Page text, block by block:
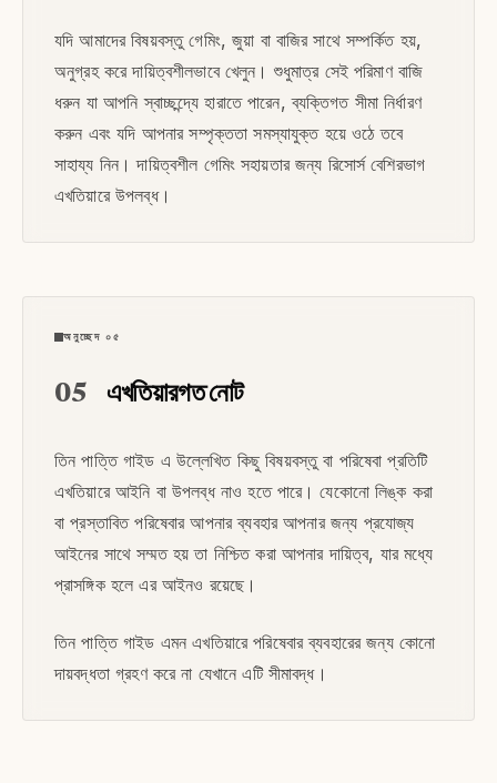
যদি আমাদের বিষয়বস্তু গেমিং, জুয়া বা বাজির সাথে সম্পর্কিত হয়,
অনুগ্রহ করে দায়িত্বশীলভাবে খেলুন। শুধুমাত্র সেই পরিমাণ বাজি
ধরুন যা আপনি স্বাচ্ছন্দ্যে হারাতে পারেন, ব্যক্তিগত সীমা নির্ধারণ
করুন এবং যদি আপনার সম্পৃক্ততা সমস্যাযুক্ত হয়ে ওঠে তবে
সাহায্য নিন। দায়িত্বশীল গেমিং সহায়তার জন্য রিসোর্স বেশিরভাগ
এখতিয়ারে উপলব্ধ।
অনুচ্ছেদ ০৫
05 এখতিয়ারগত নোট
তিন পাত্তি গাইড এ উল্লেখিত কিছু বিষয়বস্তু বা পরিষেবা প্রতিটি
এখতিয়ারে আইনি বা উপলব্ধ নাও হতে পারে। যেকোনো লিঙ্ক করা
বা প্রস্তাবিত পরিষেবার আপনার ব্যবহার আপনার জন্য প্রযোজ্য
আইনের সাথে সম্মত হয় তা নিশ্চিত করা আপনার দায়িত্ব, যার মধ্যে
প্রাসঙ্গিক হলে এর আইনও রয়েছে।
তিন পাত্তি গাইড এমন এখতিয়ারে পরিষেবার ব্যবহারের জন্য কোনো
দায়বদ্ধতা গ্রহণ করে না যেখানে এটি সীমাবদ্ধ।